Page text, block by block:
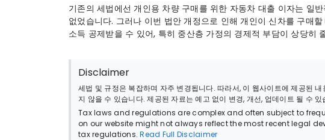
기존의 세법에선 개인용 차량 구매를 위한 자동차 대출 이자는 일
없었습니다. 그러나 이번 법안 개정으로 인해 개인이 신차를 구매
소득 공제받을 수 있어, 특히 중산층 가정의 경제적 부담이 상당히
Disclaimer
세법 및 규정은 복잡하며 자주 변경됩니다. 따라서, 이 웹사이트에 제공된
지 않을 수 있습니다. 제공된 자료는 예고 없이 변경, 개선, 업데이트 될 수 있
Tax laws and regulations are complex and often subject to
on our website might not always reflect the most recent legal
tax regulations.Read Full Disclaimer